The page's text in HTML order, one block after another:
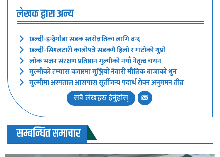
लेखक द्वारा अन्य
छल्दी-इन्द्रेगौडा सडक स्तरोन्नतिका लागि बन्द
छल्दी-सिमलटारी कालोपत्रे सडकमै हिलो र माटोको थुप्रो
लोक भजन संरक्षण प्रतिष्ठान गुल्मीको नयाँ नेतृत्व चयन
गुल्मीको तम्घास बजारमा गुञ्जियो नेवारी मौलिक बाजाको धुन
गुल्मीमा अस्पताल आसपास सूर्तीजन्य पदार्थ रोक्न अनुगमन तीव्र
सबै लेखहरु हेर्नुहोस्
सम्बन्धित समाचार